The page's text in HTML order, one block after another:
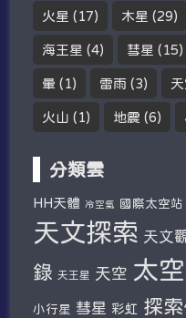
火星 (17) 木星 (29)
海王星 (4) 彗星 (15)
暈 (1) 雷雨 (3)
火山 (1) 地震 (6)
分類雲
HH天體 冷空氣 國際太空站
天文探索 天文
錄 天王星 天空 太
小行星 彗星 彩虹 探